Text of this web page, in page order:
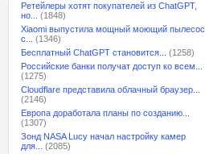
Ретейлеры хотят покупателей из ChatGPT,
но...
(1848)
Xiaomi выпустила мощный моющий пылесос
с...
(1346)
Бесплатный ChatGPT становится...
(1258)
Российские банки получат доступ ко всем...
(1275)
Cloudflare представила облачный браузер...
(2146)
Европа доработала планы по созданию...
(1307)
Зонд NASA Lucy начал настройку камер
для...
(2085)